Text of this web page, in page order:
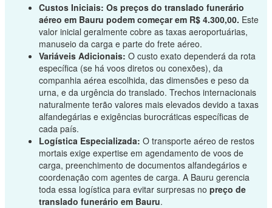
Custos Iniciais: Os preços do translado funerário
aéreo em Bauru podem começar em R$ 4.300,00. Este
valor inicial geralmente cobre as taxas aeroportuárias,
manuseio da carga e parte do frete aéreo.
Variáveis Adicionais: O custo exato dependerá da rota
específica (se há voos diretos ou conexões), da
companhia aérea escolhida, das dimensões e peso da
urna, e da urgência do translado. Trechos internacionais
naturalmente terão valores mais elevados devido a taxas
alfandegárias e exigências burocráticas específicas de
cada país.
Logística Especializada: O transporte aéreo de restos
mortais exige expertise em agendamento de voos de
carga, preenchimento de documentos alfandegários e
coordenação com agentes de carga. A Bauru gerencia
toda essa logística para evitar surpresas no preço de
translado funerário em Bauru.